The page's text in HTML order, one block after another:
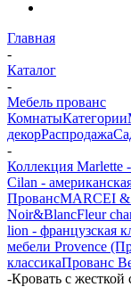
Главная
-
Каталог
-
Мебель прованс
КомнатыКатегории
декорРаспродажа
-
Коллекция Marlette
Cilan -
ПровансMARCEI
Noir&BlancFleur
lion - французская
мебели Provence
классикаПрованс
-Кровать с